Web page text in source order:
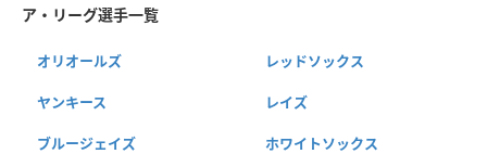
ア・リーグ選手一覧
オリオールズ レッドソックス
ヤンキース レイズ
ブルージェイズ ホワイトソックス